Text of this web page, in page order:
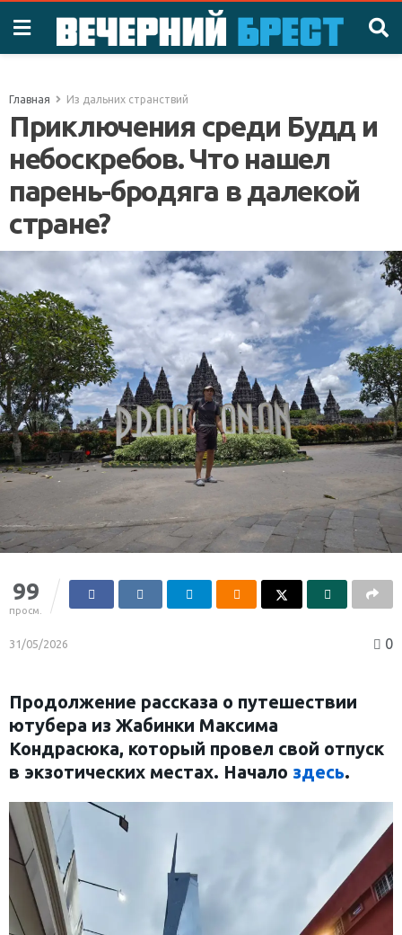
Главная Из дальних странствий
Приключения среди Будд и
небоскребов. Что нашел
парень-бродяга в далекой
стране?
99
просм.
31/05/2026 0
Продолжение рассказа о путешествии
ютубера из Жабинки Максима
Кондрасюка, который провел свой отпуск
в экзотических местах. Начало здесь.